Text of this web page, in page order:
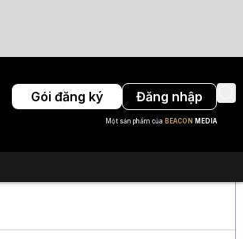
Gói đăng ký Đăng nhập
Một sản phẩm của BEACON MEDIA